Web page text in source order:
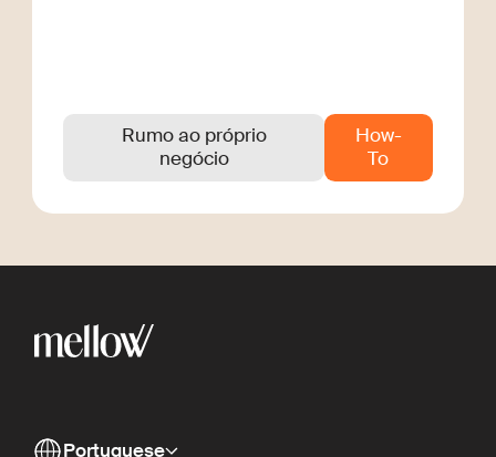
Rumo ao próprio
negócio
How-
To
Portuguese